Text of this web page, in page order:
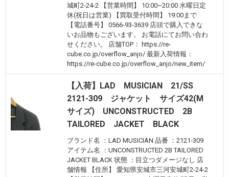
城町2-24-2 【営業時間】 10:00~20:00 水曜日定
休(祝日は営業) 【買取受付時間】 19:00まで
【電話番号】 0566-93-3639 店頭で購入できな
いお品物もございます。 お電話にてお問い合わ
せください。 店舗TOP： https://re-
cube.co.jp/overflow_anjo/ 最新入荷情報：
https://re-cube.co.jp/overflow_anjo/new_item/
【入荷】LAD MUSICIAN 21/SS
2121-309 ジャケット サイズ42(M
サイズ) UNCONSTRUCTED 2B
TAILORED JACKET BLACK
ブランド名 ：LAD MUSICIAN 品番 ：2121-309
アイテム名 ：UNCONSTRUCTED 2B TAILORED
JACKET BLACK 状態 ：目立つダメージなし 店
舗情報 【住所】 愛知県安城市三河安城町2-24-2